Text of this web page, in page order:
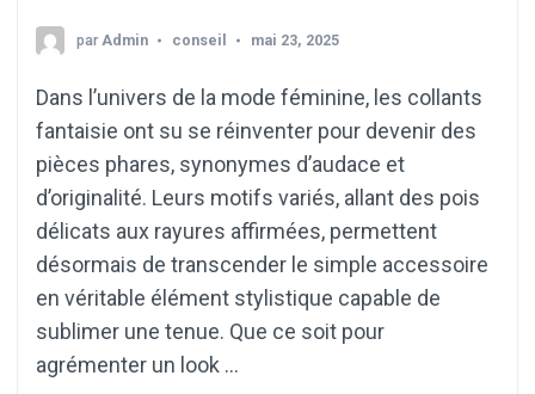
par Admin conseil mai 23, 2025
Dans l’univers de la mode féminine, les collants
fantaisie ont su se réinventer pour devenir des
pièces phares, synonymes d’audace et
d’originalité. Leurs motifs variés, allant des pois
délicats aux rayures affirmées, permettent
désormais de transcender le simple accessoire
en véritable élément stylistique capable de
sublimer une tenue. Que ce soit pour
agrémenter un look …